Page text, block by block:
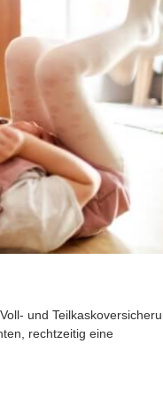
und
rechtzeitig eine